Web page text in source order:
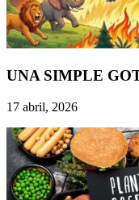
UNA SIMPLE
17 abril, 2026